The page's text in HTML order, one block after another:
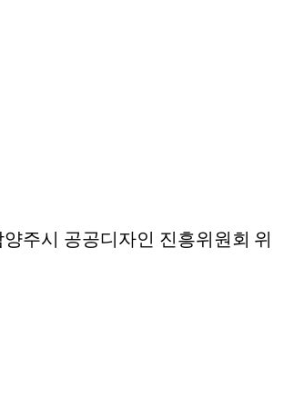
주시 공공디자인 진흥위원회 위